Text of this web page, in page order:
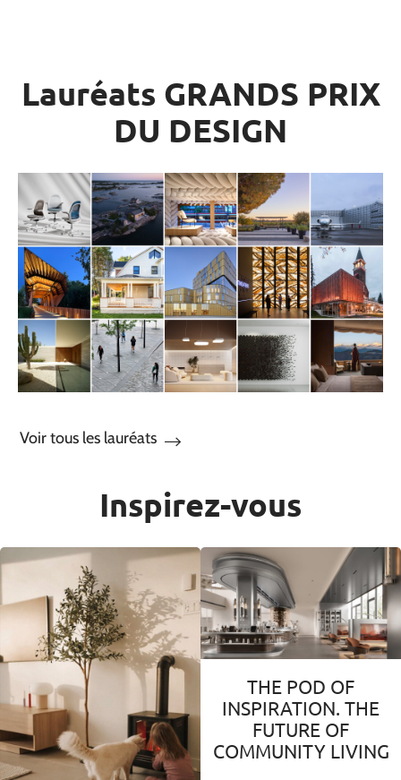
Lauréats GRANDS PRIX
DU DESIGN
Voir tous les lauréats
Inspirez-vous
THE POD OF
INSPIRATION. THE
FUTURE OF
COMMUNITY LIVING